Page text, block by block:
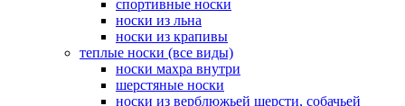
спортивные носки
носки из льна
носки из крапивы
теплые носки (все виды)
носки махра внутри
шерстяные носки
носки из верблюжьей шерсти, собачьей